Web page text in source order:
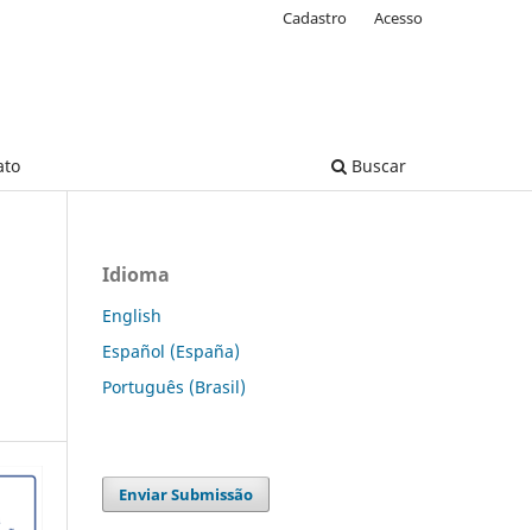
Buscar
Cadastro Acesso
Idioma
English
Español (España)
Português (Brasil)
Enviar Submissão